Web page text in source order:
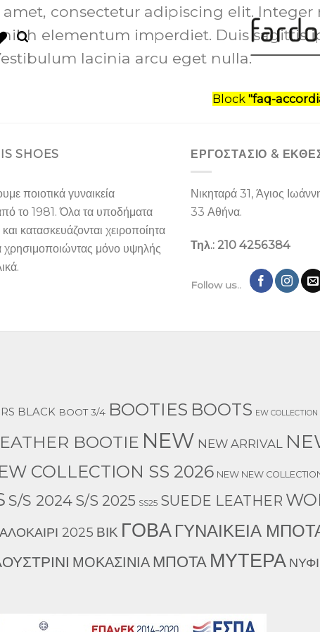
consectetur adipiscing elit.
elementum imperdiet. Duis sagittis
lacinia arcu eget nulla.
Block "faq-
SHOES
ποιοτικά γυναικεία
το 1981. Όλα τα υποδήματα
και κατασκευάζονται χειροποίητα
μόνο υψηλής
ΕΡΓΟΣΤΑΣΙΌ &
Νικηταρά 31, Άγιος
33 Αθήνα.
Τηλ.: 210 4256384
Follow us..
BLACK BOOT 3/4 BOOTIES BOOTS EW COLLECTION
BOOTIE NEW NEW ARRIVAL
COLLECTION SS 2026 NEW NEW
S/S 2024 S/S 2025 SS25 SUEDE LEATHER
2025 ΒΙΚ ΓΟΒΑ ΓΥΝΑΙΚΕΙΑ
ΜΟΚΑΣΙΝΙΑ ΜΠΟΤΑ ΜΥΤΕΡΑ